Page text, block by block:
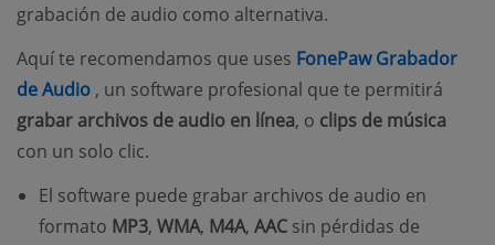
grabación de audio como alternativa.
Aquí te recomendamos que uses FonePaw Grabador
de Audio (opens new window)
, un software profesional que te permitirá
grabar archivos de audio en línea, o clips de música
con un solo clic.
El software puede grabar archivos de audio en
formato MP3, WMA, M4A, AAC sin pérdidas de